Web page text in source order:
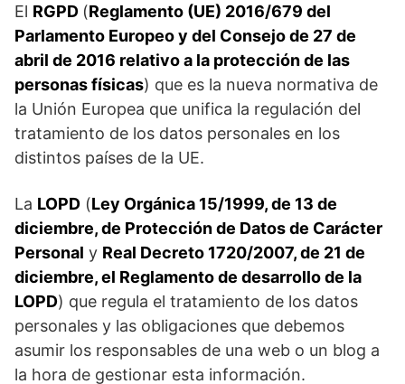
El RGPD (Reglamento (UE) 2016/679 del
Parlamento Europeo y del Consejo de 27 de
abril de 2016 relativo a la protección de las
personas físicas) que es la nueva normativa de
la Unión Europea que unifica la regulación del
tratamiento de los datos personales en los
distintos países de la UE.
La LOPD (Ley Orgánica 15/1999, de 13 de
diciembre, de Protección de Datos de Carácter
Personal y Real Decreto 1720/2007, de 21 de
diciembre, el Reglamento de desarrollo de la
LOPD) que regula el tratamiento de los datos
personales y las obligaciones que debemos
asumir los responsables de una web o un blog a
la hora de gestionar esta información.